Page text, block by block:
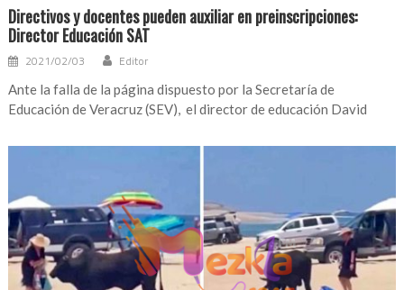
Directivos y docentes pueden auxiliar en preinscripciones:
Director Educación SAT
2021/02/03 Editor
Ante la falla de la página dispuesto por la Secretaría de
Educación de Veracruz (SEV), el director de educación David